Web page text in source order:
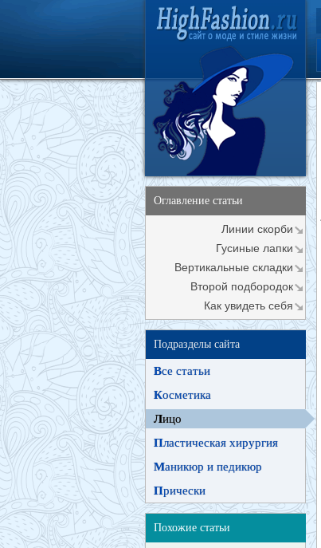
Оглавление статьи
Линии скорби
Гусиные лапки
Вертикальные складки
Второй подбородок
Как увидеть себя
Подразделы сайта
Все статьи
Косметика
Лицо
Пластическая хирургия
Маникюр и педикюр
Прически
Похожие статьи